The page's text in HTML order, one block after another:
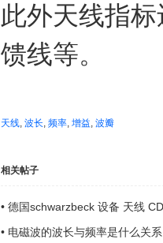
此外天线指
馈线等。
天线, 波长, 频率, 增益, 波瓣
相关帖子
• 德国schwarzbeck 设备 天线
• 电磁波的波长与频率是什么关